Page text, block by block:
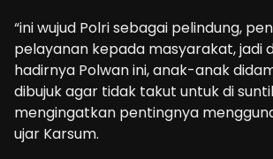
“ini wujud Polri sebagai pelindung,
pelayanan kepada masyarakat, jadi
hadirnya Polwan ini, anak-anak
dibujuk agar tidak takut untuk di
mengingatkan pentingnya
ujar Karsum.